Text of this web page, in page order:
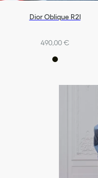
Dior Oblique R2I
490,00 €